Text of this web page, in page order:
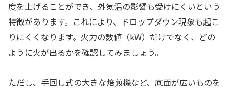
度を上げることができ、外気温の影響も受けにくいという
特徴があります。これにより、ドロップダウン現象も起こ
りにくくなります。火力の数値（kW）だけでなく、どの
ように火が出るかを確認してみましょう。
ただし、手回し式の大きな焙煎機など、底面が広いものを